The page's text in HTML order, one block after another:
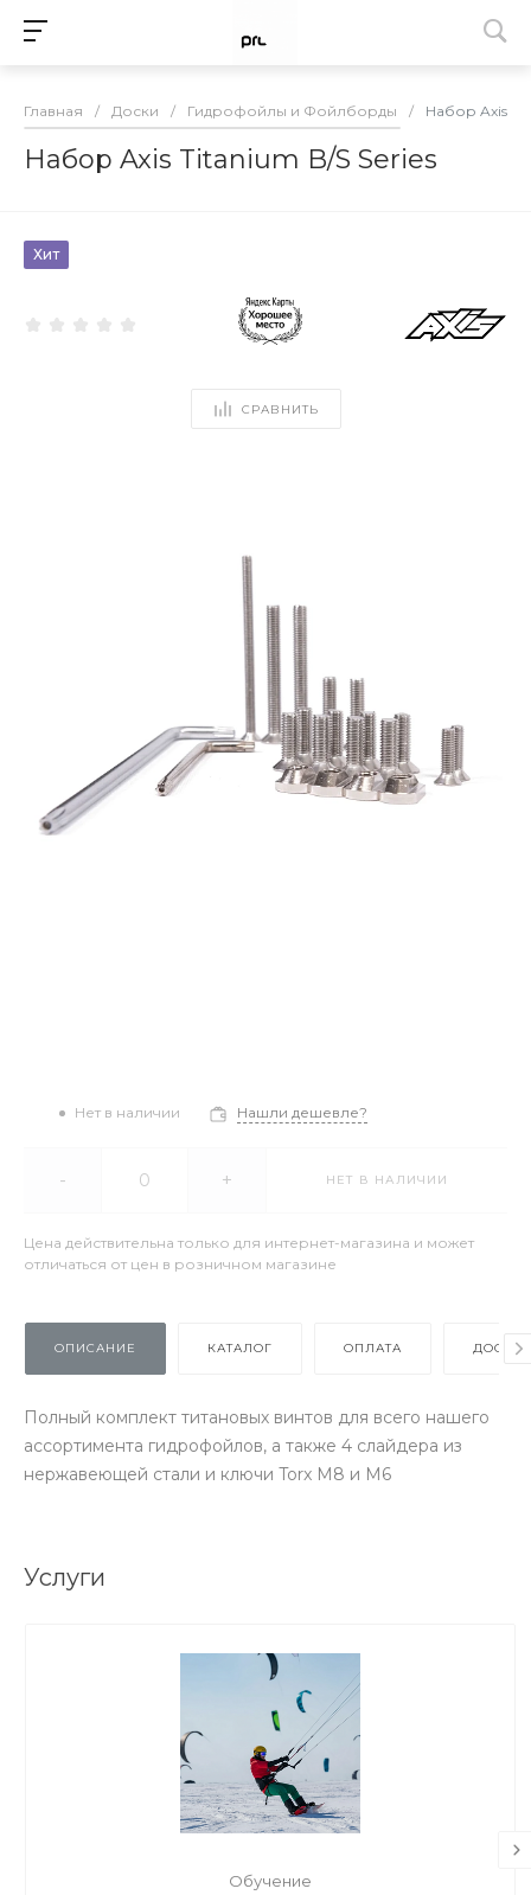
Главная / Доски / Гидрофойлы и Фойлборды / Набор Axis
Набор Axis Titanium B/S Series
Хит
СРАВНИТЬ
Нет в наличии Нашли дешевле?
- + НЕТ В НАЛИЧИИ
Цена действительна только для интернет-магазина и может
отличаться от цен в розничном магазине
ОПИСАНИЕ КАТАЛОГ ОПЛАТА
Полный комплект титановых винтов для всего нашего
ассортимента гидрофойлов, а также 4 слайдера из
нержавеющей стали и ключи Torx M8 и M6
Услуги
Обучение